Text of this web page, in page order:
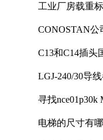
工业厂房载重
CONOSTAN公
C13和C14插头
LGJ-240/30导
寻找
电梯的尺寸有